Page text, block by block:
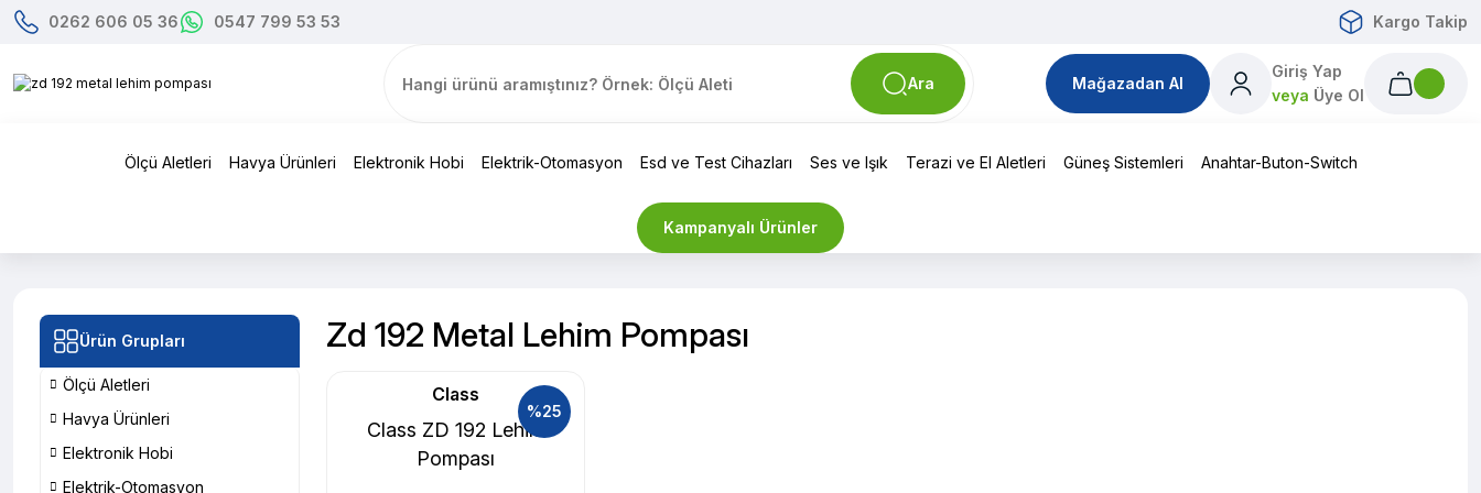
0262 606 05 36 0547 799 53 53 Kargo Takip
Ara Mağazadan Al
Giriş Yap
veya Üye Ol
Ölçü Aletleri Havya Ürünleri Elektronik Hobi Elektrik-Otomasyon Esd ve Test Cihazları Ses ve Işık Terazi ve El Aletleri Güneş Sistemleri Anahtar-Buton-Switch
Kampanyalı Ürünler
Ürün Grupları
Ölçü Aletleri
Havya Ürünleri
Elektronik Hobi
Elektrik-Otomasyon
Zd 192 Metal Lehim Pompası
%25
Class
Class ZD 192 Lehim
Pompası